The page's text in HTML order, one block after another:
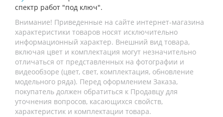
спектр работ "под ключ".
Внимание! Приведенные на сайте интернет-магазина
характеристики товаров носят исключительно
информационный характер. Внешний вид товара,
включая цвет и комплектация могут незначительно
отличаться от представленных на фотографии и
видеообзоре (цвет, свет, комплектация, обновление
модельного ряда). Перед оформлением Заказа,
покупатель должен обратиться к Продавцу для
уточнения вопросов, касающихся свойств,
характеристик и комплектации товара.